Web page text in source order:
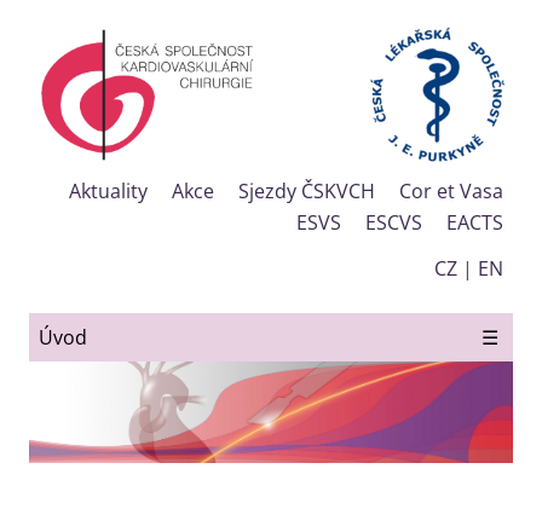
Aktuality Akce Sjezdy ČSKVCH
Cor et Vasa
ESVS
ESCVS
EACTS
CZ | EN
Úvod ☰